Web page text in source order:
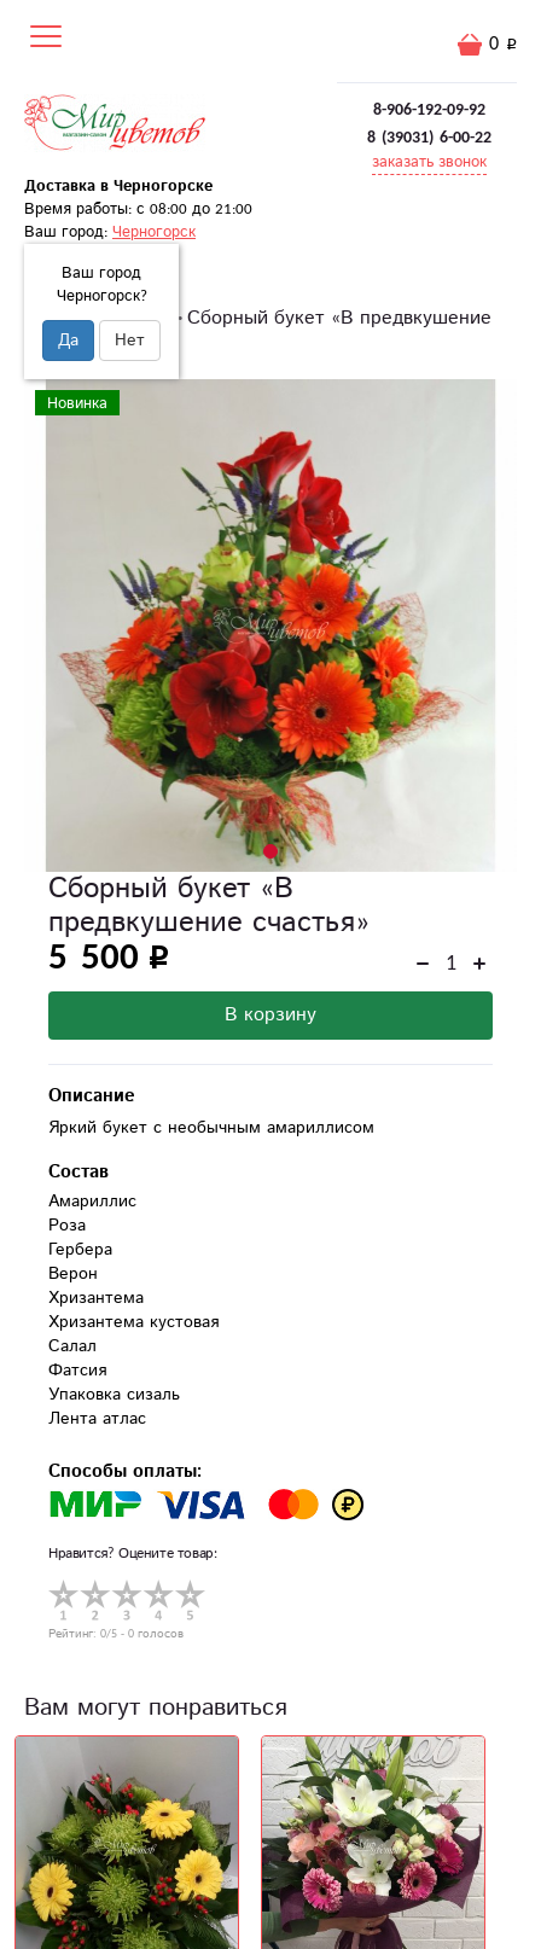
8-906-192-09-92
8 (39031) 6-00-22
заказать звонок
Доставка в Черногорске
Время работы: с 08:00 до 21:00
Ваш город: Черногорск
Ваш город
Черногорск?
Да Нет
0
Главная Букеты
Сборный букет «В предвкушение
счастья»
Новинка
Сборный букет «В
предвкушение счастья»
5 500
В корзину
Описание
Яркий букет с необычным амариллисом
Состав
Амариллис
Роза
Гербера
Верон
Хризантема
Хризантема кустовая
Салал
Фатсия
Упаковка сизаль
Лента атлас
Способы оплаты:
Нравится? Оцените товар:
Рейтинг: 0/5 - 0 голосов
Вам могут понравиться
Новинка
Хит